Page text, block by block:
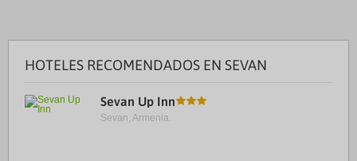
HOTELES RECOMENDADOS EN SEVAN
Sevan Up Inn
Sevan, Armenia.